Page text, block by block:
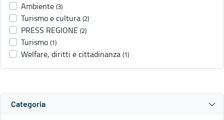
Ambiente (3)
Turismo e cultura (2)
PRESS REGIONE (2)
Turismo (1)
Welfare, diritti e cittadinanza (1)
Categoria